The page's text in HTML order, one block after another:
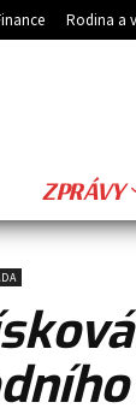
Rodina a
ZPRÁVY